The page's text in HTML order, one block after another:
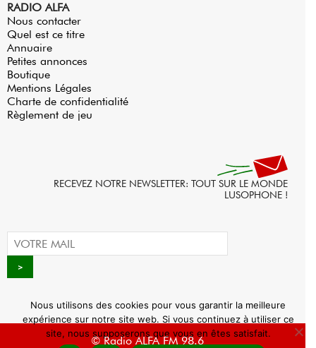
RADIO ALFA
Nous contacter
Quel est ce titre
Annuaire
Petites annonces
Boutique
Mentions Légales
Charte de confidentialité
Règlement de jeu
RECEVEZ NOTRE NEWSLETTER: TOUT SUR LE MONDE
LUSOPHONE !
© Radio ALFA FM 98.6
Nous utilisons des cookies pour vous garantir la meilleure
expérience sur notre site web. Si vous continuez à utiliser ce
site, nous supposerons que vous en êtes satisfait.